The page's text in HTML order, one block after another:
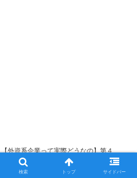
【外資系企業って実際どうなの】第４
弾 現役外資系企業社員が明かす外資系
企業の実際・リアル
検索 トップ サイドバー